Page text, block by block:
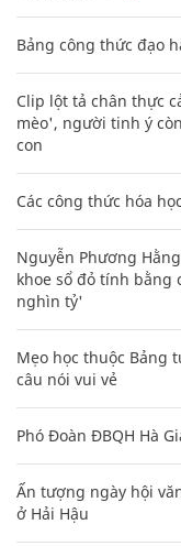
Bảng công thức đạo
Clip lột tả chân thực
mèo', người tinh ý
con
Các công thức hóa
Nguyễn Phương
khoe sổ đỏ tính bằng
nghìn tỷ'
Mẹo học thuộc Bảng
câu nói vui vẻ
Phó Đoàn ĐBQH Hà
Ấn tượng ngày hội
ở Hải Hậu